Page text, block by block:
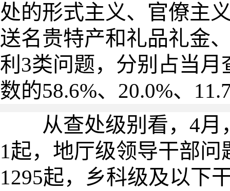
处的形式主义、官僚主
送名贵特产和礼品礼金
利3类问题，分别占当
数的58.6%、20.0%、
从查处级别看，4月
1起，地厅级领导干部
1295起，乡科级及以下